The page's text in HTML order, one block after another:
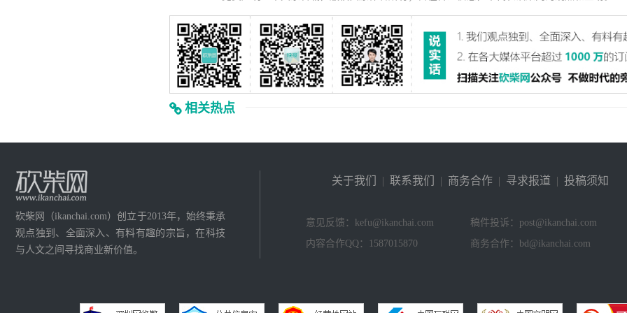
相关热点
砍柴网（ikanchai.com）创立于2013年，始终秉承
观点独到、全面深入、有料有趣的宗旨，在科技
与人文之间寻找商业新价值。
关于我们 | 联系我们 | 商务合作 | 寻求报道 | 投稿须知
意见反馈：kefu@ikanchai.com
稿件投诉：post@ikanchai.com
内容合作QQ：1587015870
商务合作：bd@ikanchai.com